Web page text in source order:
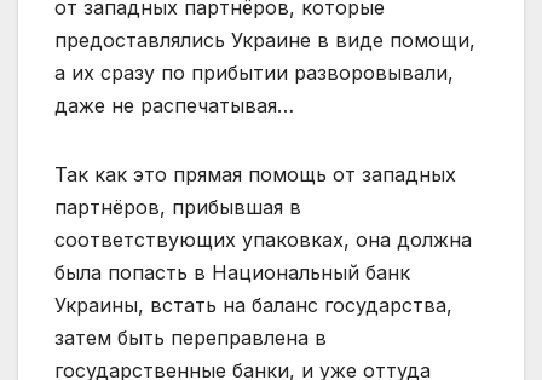
от западных партнёров, которые
предоставлялись Украине в виде помощи,
а их сразу по прибытии разворовывали,
даже не распечатывая…
Так как это прямая помощь от западных
партнёров, прибывшая в
соответствующих упаковках, она должна
была попасть в Национальный банк
Украины, встать на баланс государства,
затем быть переправлена в
государственные банки, и уже оттуда